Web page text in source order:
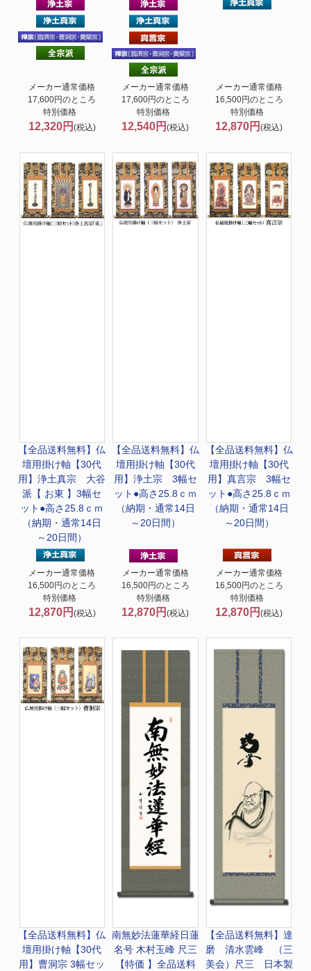
メーカー通常価格
17,600円のところ
特別価格
12,320円 (税込)
メーカー通常価格
17,600円のところ
特別価格
12,540円(税込)
メーカー通常価格
16,500円のところ
特別価格
12,870円(税込)
【全品送料無料】仏
壇用掛け軸【30代
用】浄土真宗 大谷
派【 お東 】3幅セ
ット●高さ25.8ｃｍ
（納期・通常14日
～20日間）
メーカー通常価格
16,500円のところ
特別価格
12,870円 (税込)
【全品送料無料】 仏
壇用掛け軸【30代
用】浄土宗 3幅セ
ット●高さ25.8ｃｍ
（納期・通常14日
～20日間）
メーカー通常価格
16,500円のところ
特別価格
12,870円(税込)
【全品送料無料】 仏
壇用掛け軸【30代
用】真言宗 3幅セ
ット●高さ25.8ｃｍ
（納期・通常14日
～20日間）
メーカー通常価格
16,500円のところ
特別価格
12,870円(税込)
【全品送料無料】仏
壇用掛け軸【30代
用】曹洞宗 3幅セッ
南無妙法蓮華経日蓮
名号 木村玉峰 尺三
【特価 】全品送料
【全品送料無料】 達
磨 清水雲峰 （三
美会）尺三 日本製